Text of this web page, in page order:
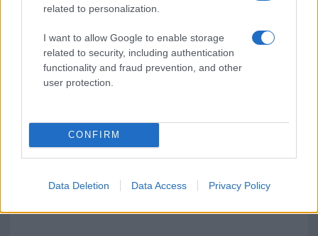
related to personalization.
I want to allow Google to enable storage
related to security, including authentication
functionality and fraud prevention, and other
user protection.
CONFIRM
Data Deletion Data Access Privacy Policy